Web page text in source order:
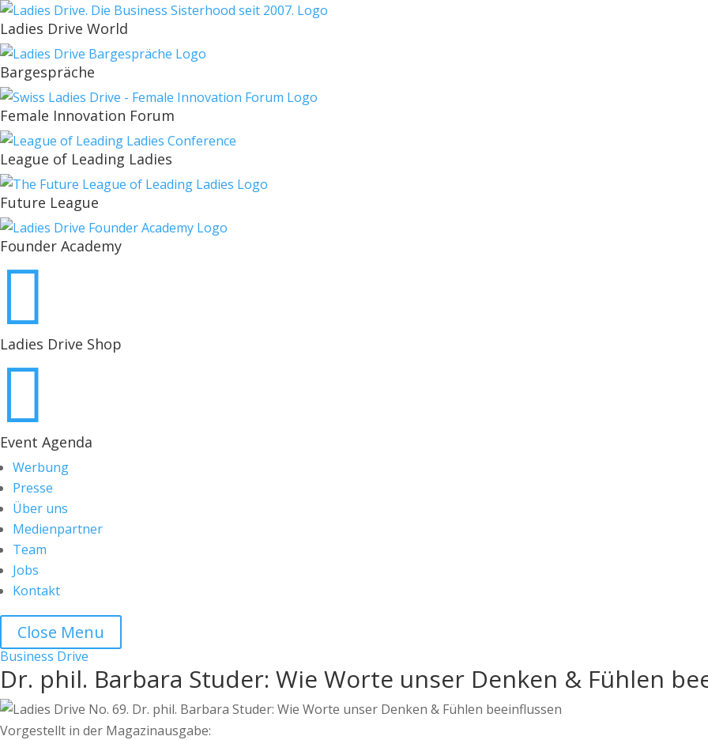
nach:
Ladies Drive World
Bargespräche
Female Innovation Forum
League of Leading Ladies
Future League
Founder Academy

Ladies Drive Shop

Event Agenda
Werbung
Presse
Über uns
Medienpartner
Team
Jobs
Kontakt
Close Menu
Business Drive
Dr. phil. Barbara Studer: Wie Worte unser Denken & Fühlen
Vorgestellt in der Magazinausgabe: